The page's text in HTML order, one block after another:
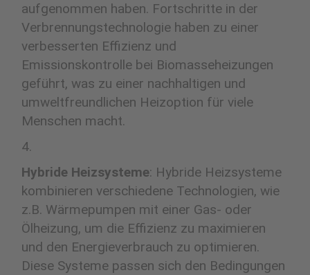
aufgenommen haben. Fortschritte in der
Verbrennungstechnologie haben zu einer
verbesserten Effizienz und
Emissionskontrolle bei Biomasseheizungen
geführt, was zu einer nachhaltigen und
umweltfreundlichen Heizoption für viele
Menschen macht.
Hybride Heizsysteme: Hybride Heizsysteme
kombinieren verschiedene Technologien, wie
z.B. Wärmepumpen mit einer Gas- oder
Ölheizung, um die Effizienz zu maximieren
und den Energieverbrauch zu optimieren.
Diese Systeme passen sich den Bedingungen